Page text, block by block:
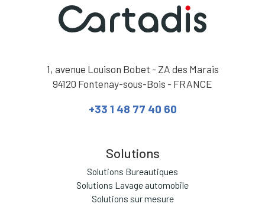
1, avenue Louison Bobet - ZA des Marais
94120 Fontenay-sous-Bois - FRANCE
+33 1 48 77 40 60
Solutions
Solutions Bureautiques
Solutions Lavage automobile
Solutions sur mesure